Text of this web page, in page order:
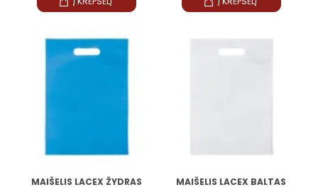
MAIŠELIS LACEX ŽYDRAS MAIŠELIS LACEX BALTAS